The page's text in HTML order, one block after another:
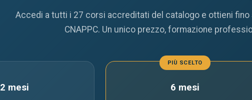
Accedi a tutti i 27 corsi accreditati del catalogo e ottieni fino
CNAPPC. Un unico prezzo, formazione
2 mesi
PIÙ SCELTO
6 mesi